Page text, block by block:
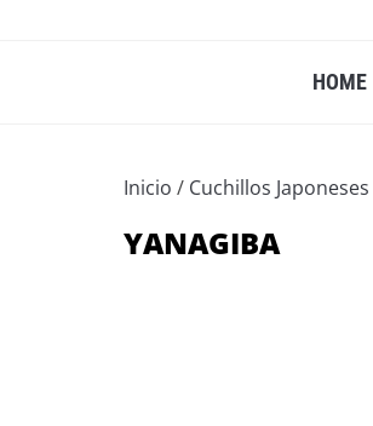
HOME
Inicio / Cuchillos Japoneses
YANAGIBA